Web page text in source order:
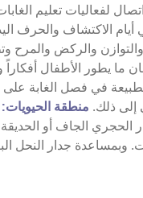
الاكتشاف والحرف
والركض والمرح
يطور الأطفال
في فصل الغابة
ذلك. منطقة الحيويات:
وبمساعدة جدار النحل